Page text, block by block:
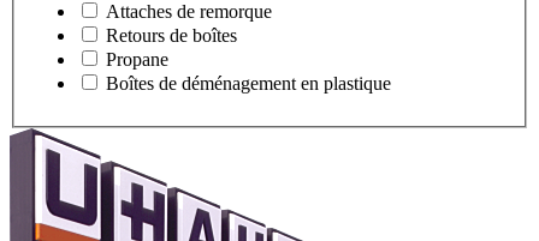
Attaches de remorque
Retours de boîtes
Propane
Boîtes de déménagement en plastique